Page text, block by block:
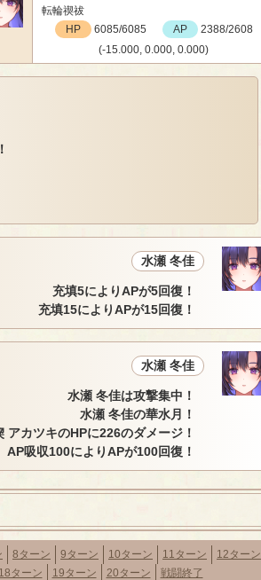
転輪禊祓
HP
6085/6085 AP
2388/2608
(-15.000, 0.000, 0.000)
水瀬 冬佳
充填5によりAPが5回復！
充填15によりAPが15回復！
水瀬 冬佳
水瀬 冬佳は攻撃集中！
水瀬 冬佳の華水月！
アカツキのHPに226のダメージ！
AP吸収100によりAPが100回復！
8ターン 9ターン 10ターン 11ターン
12ターン
18ターン 19ターン 20ターン 戦闘終了